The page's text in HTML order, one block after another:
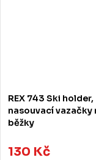
REX 743 Ski holder,
nasouvací vazačky
běžky
130 Kč